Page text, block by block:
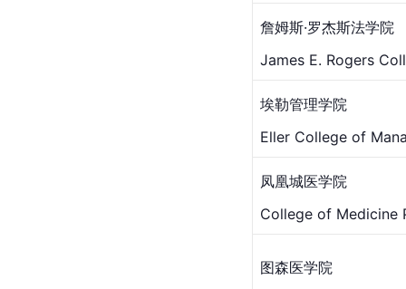
詹姆斯·罗杰斯法学院
James E. Rogers
埃勒管理学院
Eller College of
凤凰城医学院
College of Medicine
图森医学院